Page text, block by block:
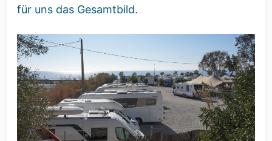
für uns das Gesamtbild.